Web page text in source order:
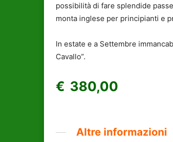
possibilità di fare splendide
monta inglese per principianti e
In estate e a Settembre
Cavallo”.
€380,00
Altre informazioni